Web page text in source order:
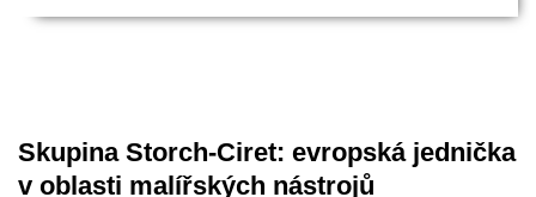
Skupina Storch-Ciret: evropská jednička
v oblasti malířských nástrojů